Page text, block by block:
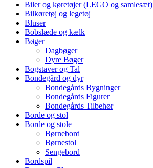
Biler og køretøjer (LEGO og samlesæt)
Bilkøretøj og legetøj
Bluser
Bobslæde og kælk
Bøger
Dagbøger
Dyre Bøger
Bogstaver og Tal
Bondegård og dyr
Bondegårds Bygninger
Bondegårds Figurer
Bondegårds Tilbehør
Borde og stol
Borde og stole
Børnebord
Børnestol
Sengebord
Bordspil